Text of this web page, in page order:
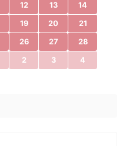
12 13 14
19 20 21
26 27 28
2 3 4